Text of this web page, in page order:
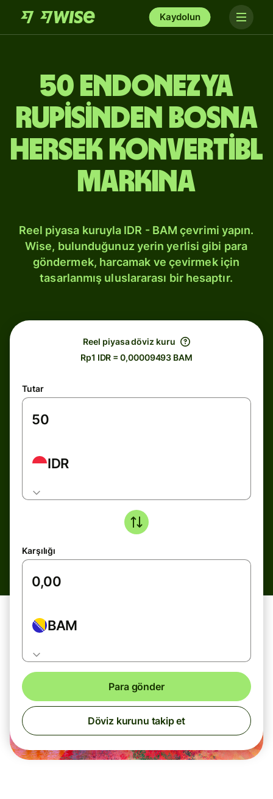
Kaydolun
50 Endonezya
rupisinden Bosna
Hersek konvertibl
markına
Reel piyasa kuruyla IDR - BAM çevrimi yapın.
Wise, bulunduğunuz yerin yerlisi gibi para
göndermek, harcamak ve çevirmek için
tasarlanmış uluslararası bir hesaptır.
Reel piyasa döviz kuru
Rp1 IDR = 0,00009493 BAM
Tutar
IDR
Karşılığı
BAM
Para gönder
Döviz kurunu takip et